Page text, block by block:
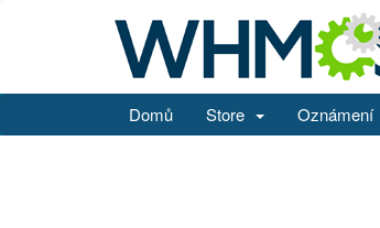
Domů Store Oznámení